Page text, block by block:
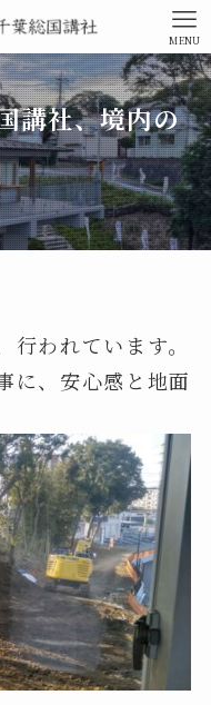
MENU
講社、境内の
われています。
に、安心感と地面